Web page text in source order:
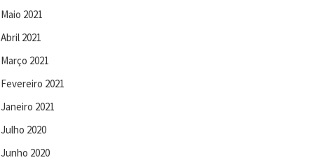
Maio 2021
Abril 2021
Março 2021
Fevereiro 2021
Janeiro 2021
Julho 2020
Junho 2020